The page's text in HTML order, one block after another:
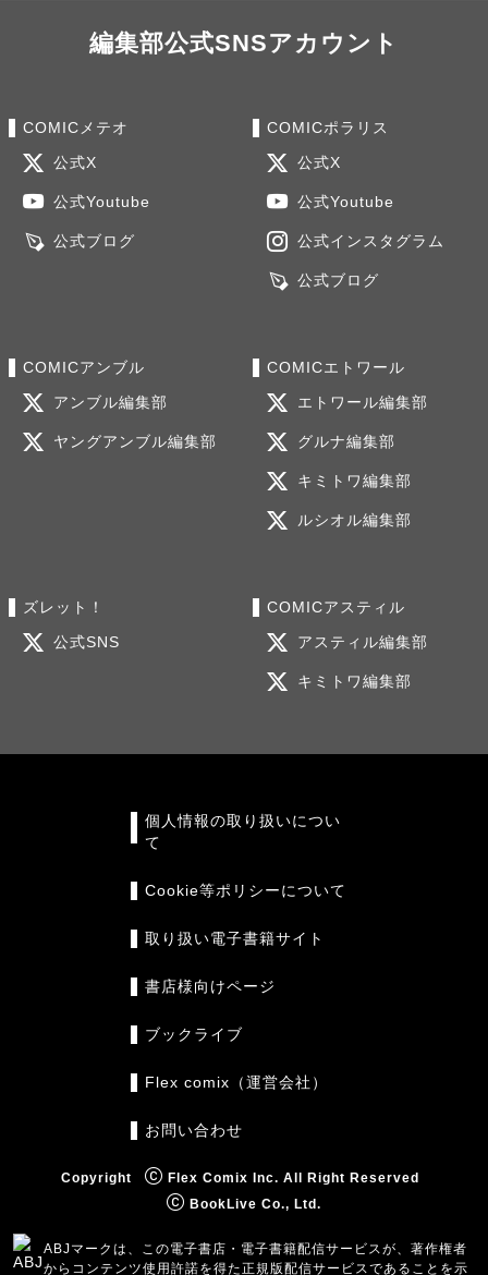
編集部公式SNSアカウント
COMICメテオ
公式X
公式Youtube
公式ブログ
COMICポラリス
公式X
公式Youtube
公式インスタグラム
公式ブログ
COMICアンブル
アンブル編集部
ヤングアンブル編集部
COMICエトワール
エトワール編集部
グルナ編集部
キミトワ編集部
ルシオル編集部
ズレット！
公式SNS
COMICアスティル
アスティル編集部
キミトワ編集部
個人情報の取り扱いについ
て
Cookie等ポリシーについて
取り扱い電子書籍サイト
書店様向けページ
ブックライブ
Flex comix（運営会社）
お問い合わせ
Copyright
Flex Comix Inc. All Right Reserved
BookLive Co., Ltd.
ABJマークは、この電子書店・電子書籍配信サービスが、著作権者
からコンテンツ使用許諾を得た正規版配信サービスであることを示